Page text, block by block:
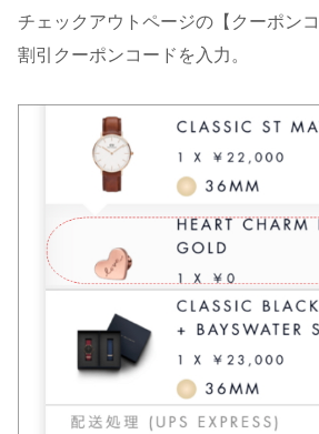
チェックアウトページの【クーポン
割引クーポンコードを入力。